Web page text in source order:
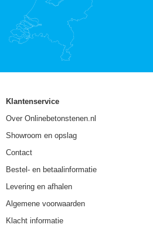
Klantenservice
Over Onlinebetonstenen.nl
Showroom en opslag
Contact
Bestel- en betaalinformatie
Levering en afhalen
Algemene voorwaarden
Klacht informatie